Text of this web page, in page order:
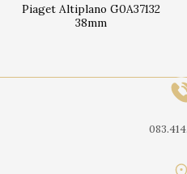
Piaget Altiplano G0A37132
38mm